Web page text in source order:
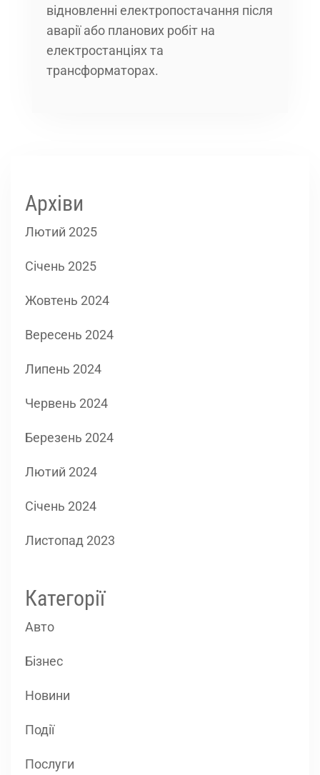
відновленні електропостачання після
аварії або планових робіт на
електростанціях та
трансформаторах.
Архіви
Лютий 2025
Січень 2025
Жовтень 2024
Вересень 2024
Липень 2024
Червень 2024
Березень 2024
Лютий 2024
Січень 2024
Листопад 2023
Категорії
Авто
Бізнес
Новини
Події
Послуги